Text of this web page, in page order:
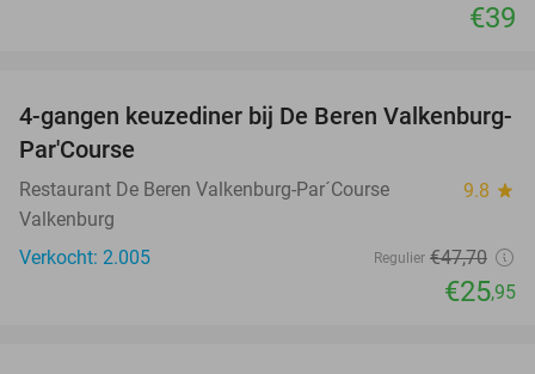
€39
46%
4-gangen keuzediner bij De Beren Valkenburg-
Par'Course
Restaurant De Beren Valkenburg-Par´Course 9.8 star
Valkenburg
Verkocht: 2.005
Regulier €47,70
€25,95